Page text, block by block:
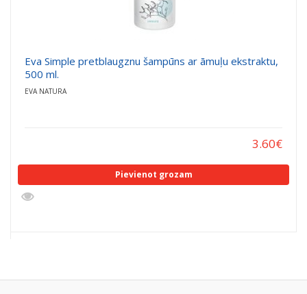
Eva Simple pretblaugznu šampūns ar āmuļu ekstraktu,
500 ml.
EVA NATURA
3.60€
Pievienot grozam